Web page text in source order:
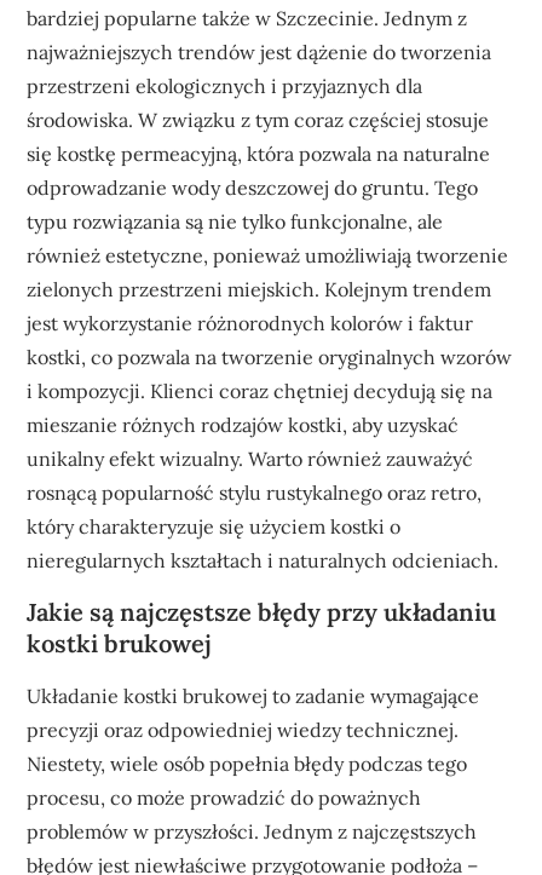
bardziej popularne także w Szczecinie. Jednym z
najważniejszych trendów jest dążenie do tworzenia
przestrzeni ekologicznych i przyjaznych dla
środowiska. W związku z tym coraz częściej stosuje
się kostkę permeacyjną, która pozwala na naturalne
odprowadzanie wody deszczowej do gruntu. Tego
typu rozwiązania są nie tylko funkcjonalne, ale
również estetyczne, ponieważ umożliwiają tworzenie
zielonych przestrzeni miejskich. Kolejnym trendem
jest wykorzystanie różnorodnych kolorów i faktur
kostki, co pozwala na tworzenie oryginalnych wzorów
i kompozycji. Klienci coraz chętniej decydują się na
mieszanie różnych rodzajów kostki, aby uzyskać
unikalny efekt wizualny. Warto również zauważyć
rosnącą popularność stylu rustykalnego oraz retro,
który charakteryzuje się użyciem kostki o
nieregularnych kształtach i naturalnych odcieniach.
Jakie są najczęstsze błędy przy układaniu
kostki brukowej
Układanie kostki brukowej to zadanie wymagające
precyzji oraz odpowiedniej wiedzy technicznej.
Niestety, wiele osób popełnia błędy podczas tego
procesu, co może prowadzić do poważnych
problemów w przyszłości. Jednym z najczęstszych
błędów jest niewłaściwe przygotowanie podłoża –